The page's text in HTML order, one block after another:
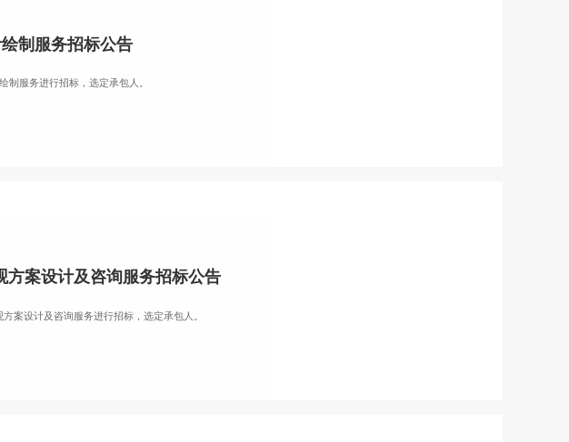
制服务招标公告
服务进行招标，选定承包人。
案设计及咨询服务招标公告
案设计及咨询服务进行招标，选定承包人。